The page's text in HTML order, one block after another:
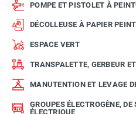
POMPE ET PISTOLET À
DÉCOLLEUSE À PAPIER
ESPACE VERT
TRANSPALETTE, GERBEUR
MANUTENTION ET LEVAGE
GROUPES ÉLECTROGÈNE,
ÉLECTRIQUE